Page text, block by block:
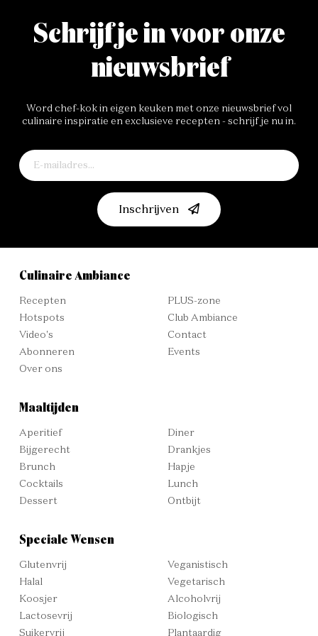
Schrijf je in voor onze
nieuwsbrief
Word chef-kok in eigen keuken met onze nieuwsbrief vol
culinaire inspiratie en exclusieve recepten - schrijf je nu in.
Inschrijven
Culinaire Ambiance
Recepten
Hotspots
Video's
Abonneren
Over ons
PLUS-zone
Club Ambiance
Contact
Events
Maaltijden
Aperitief
Bijgerecht
Brunch
Cocktails
Dessert
Diner
Drankjes
Hapje
Lunch
Ontbijt
Speciale Wensen
Glutenvrij
Halal
Koosjer
Lactosevrij
Suikervrij
Veganistisch
Vegetarisch
Alcoholvrij
Biologisch
Plantaardig